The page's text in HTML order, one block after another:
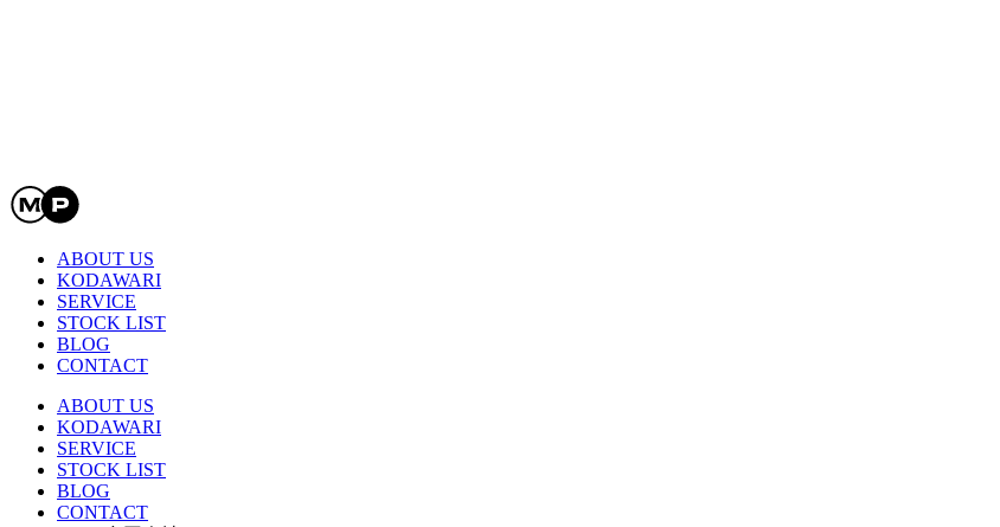
ABOUT US
KODAWARI
SERVICE
STOCK LIST
BLOG
CONTACT
ABOUT US
KODAWARI
SERVICE
STOCK LIST
BLOG
CONTACT